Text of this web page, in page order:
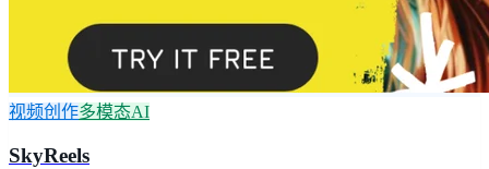
视频创作多模态AI
SkyReels